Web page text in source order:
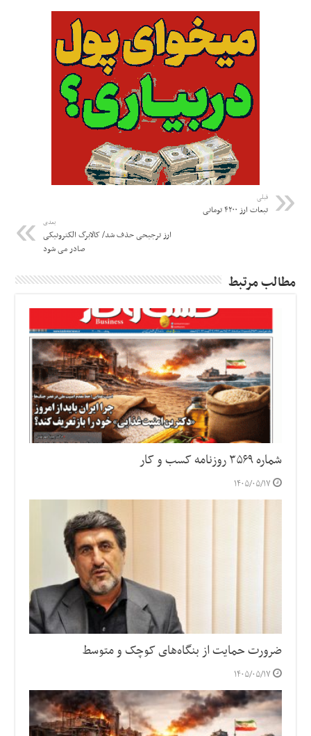
قبلی
تبعات ارز ۴۲۰۰ تومانی
بعدی
ارز ترجیحی حذف شد/ کالابرگ الکترونیکی
صادر می شود
مطالب مرتبط
شماره ۳۵۶۹ روزنامه کسب و کار
۱۴۰۵/۰۵/۱۷
ضرورت حمایت از بنگاه‌های کوچک و متوسط
۱۴۰۵/۰۵/۱۷